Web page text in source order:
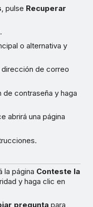
, pulse Recuperar
.
o alternativa y
de correo
contraseña y haga
abrirá una página
la página Conteste la
y haga clic en
pregunta para